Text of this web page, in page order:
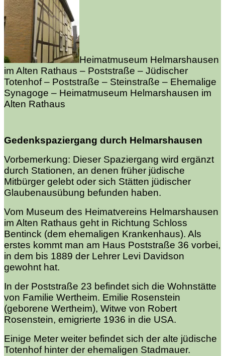
Heimatmuseum Helmarshausen
im Alten Rathaus – Poststraße – Jüdischer
Totenhof – Poststraße – Steinstraße – Ehemalige
Synagoge – Heimatmuseum Helmarshausen im
Alten Rathaus
Gedenkspaziergang durch Helmarshausen
Vorbemerkung: Dieser Spaziergang wird ergänzt
durch Stationen, an denen früher jüdische
Mitbürger gelebt oder sich Stätten jüdischer
Glaubenausübung befunden haben.
Vom Museum des Heimatvereins Helmarshausen
im Alten Rathaus geht in Richtung Schloss
Bentinck (dem ehemaligen Krankenhaus). Als
erstes kommt man am Haus Poststraße 36 vorbei,
in dem bis 1889 der Lehrer Levi Davidson
gewohnt hat.
In der Poststraße 23 befindet sich die Wohnstätte
von Familie Wertheim. Emilie Rosenstein
(geborene Wertheim), Witwe von Robert
Rosenstein, emigrierte 1936 in die USA.
Einige Meter weiter befindet sich der alte jüdische
Totenhof hinter der ehemaligen Stadmauer.